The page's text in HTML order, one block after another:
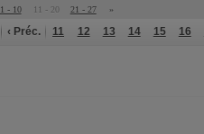
1 - 10 11 - 20 21 - 27 »
‹ Préc. 11 12 13 14 15 16